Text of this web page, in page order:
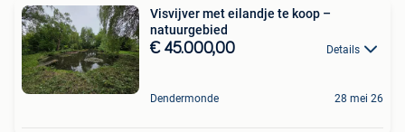
Visvijver met eilandje te koop –
natuurgebied
€ 45.000,00 Details
Dendermonde 28 mei 26